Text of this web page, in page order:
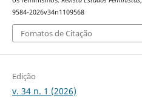
9584-2026v34n1109568
Fomatos de Citação
Edição
v. 34 n. 1 (2026)